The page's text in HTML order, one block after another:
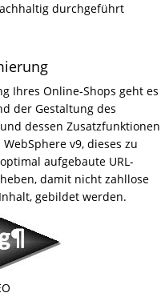
durchgeführt
Ihres Online-Shops geht es
der Gestaltung des
dessen Zusatzfunktionen
v9, dieses zu
aufgebaute URL-
damit nicht zahllose
gebildet werden.